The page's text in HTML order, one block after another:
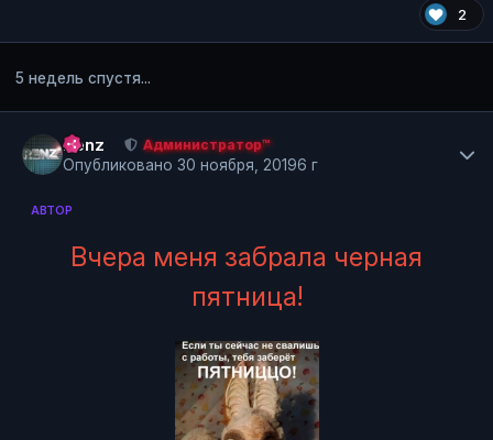
2
5 недель спустя...
Renz Администратор™
Опубликовано 30 ноября, 20196 г
АВТОР
Вчера меня забрала черная
пятница!